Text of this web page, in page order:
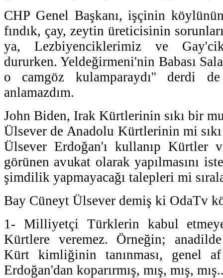
CHP Genel Başkanı, işçinin
fındık, çay, zeytin üreticisinin
ya, Lezbiyenciklerimiz ve
dururken. Yeldeğirmeni'nin Babası
o camgöz kulamparaydı'' derdi
anlamazdım.
John Biden, Irak Kürtlerinin sıkı bir
Ülsever de Anadolu Kürtlerinin mi
Ülsever Erdoğan'ı kullanıp Kürtler
görünen avukat olarak yapılmasını
şimdilik yapmayacağı talepleri mi
Bay Cüneyt Ülsever demiş ki OdaTv
1- Milliyetçi Türklerin kabul
Kürtlere veremez. Örneğin;
Kürt kimliğinin tanınması, genel
Erdoğan'dan koparırmış, mış, mış,